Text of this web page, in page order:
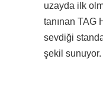
uzayda ilk
tanınan TAG
sevdiği
şekil sunuyor.